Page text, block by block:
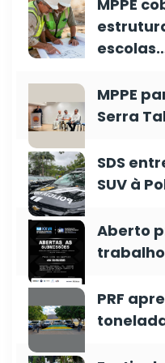
MPPE
MPPE
Serra
SDS
SUV à
Aberto
PRF